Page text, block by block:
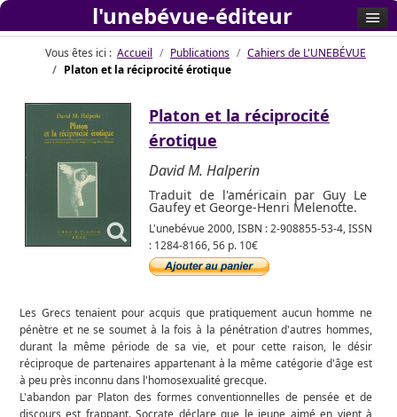
Vous êtes ici : Accueil Publications
Cahiers de L'UNEBÉVUE
Platon et la réciprocité érotique
Platon et la réciprocité
érotique
David M. Halperin
Traduit de l'américain par Guy Le
Gaufey et George-Henri Melenotte.
L'unebévue 2000, ISBN : 2-908855-53-4, ISSN
: 1284-8166, 56 p. 10€
Les Grecs tenaient pour acquis que pratiquement aucun homme ne
pénètre et ne se soumet à la fois à la pénétration d'autres hommes,
durant la même période de sa vie, et pour cette raison, le désir
réciproque de partenaires appartenant à la même catégorie d'âge est
à peu près inconnu dans l'homosexualité grecque.
L'abandon par Platon des formes conventionnelles de pensée et de
discours est frappant. Socrate déclare que le jeune aimé en vient à
l'unebévue-éditeur